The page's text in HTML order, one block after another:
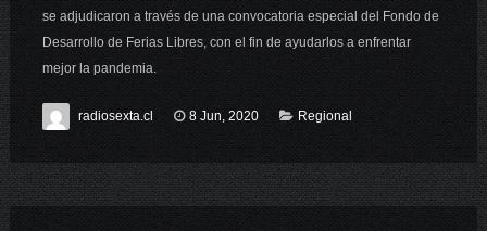
se adjudicaron a través de una convocatoria especial del Fondo de
Desarrollo de Ferias Libres, con el fin de ayudarlos a enfrentar
mejor la pandemia.
radiosexta.cl 8 Jun, 2020 Regional